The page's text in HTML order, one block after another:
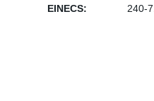
EINECS:
240-